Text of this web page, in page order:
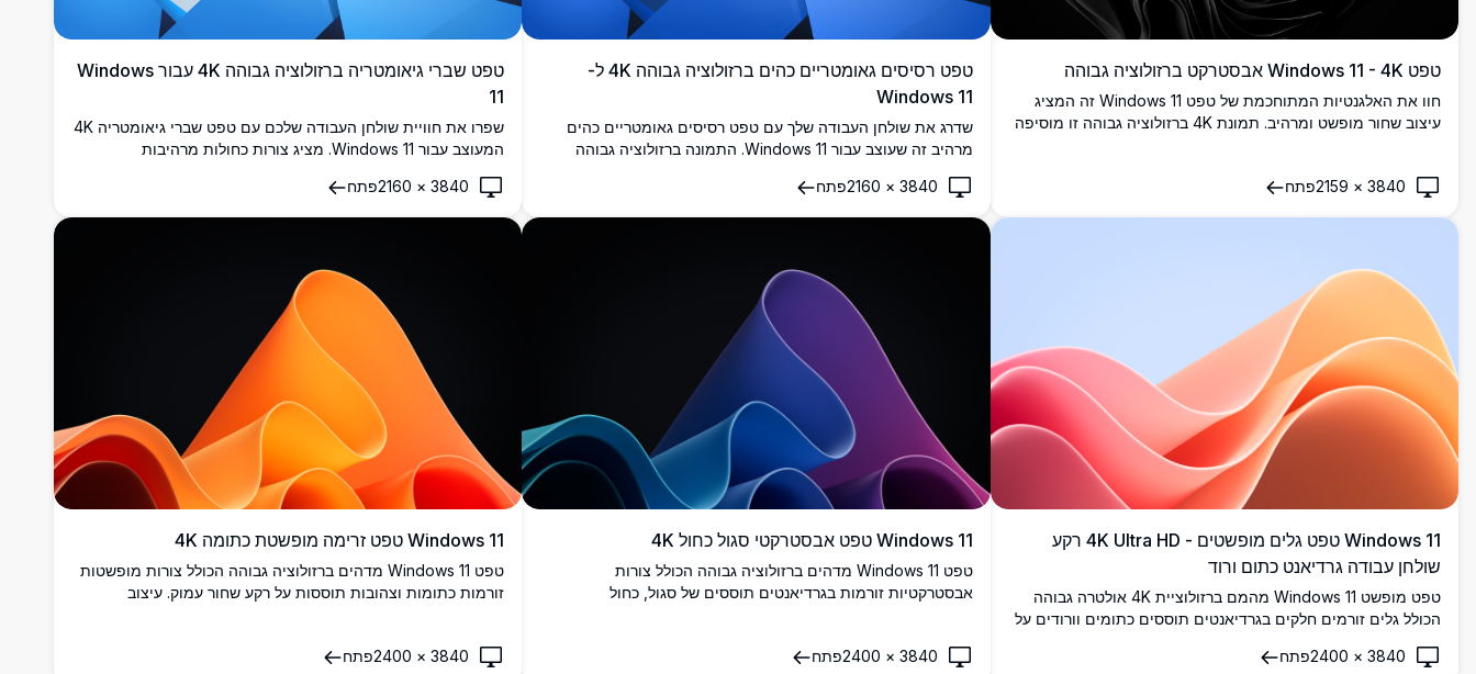
טפט Windows 11 - 4K אבסטרקט ברזולוציה גבוהה
חוו את האלגנטיות המתוחכמת של טפט Windows 11 זה המציג
עיצוב שחור מופשט ומרהיב. תמונת 4K ברזולוציה גבוהה זו מוסיפה
3840
×
2159פתח
טפט רסיסים גאומטריים כהים ברזולוציה גבוהה 4K ל-
Windows 11
שדרג את שולחן העבודה שלך עם טפט רסיסים גאומטריים כהים
מרהיב זה שעוצב עבור Windows 11. התמונה ברזולוציה גבוהה
טפט 4K זה מוסיף נגיעה אלגנטית ומודרנית למסך שלך, מושלם
לאנשי מקצוע וחובבי עיצוב שמעריכים אסתטיקה מינימליסטית
3840
×
2160פתח
טפט שברי גיאומטריה ברזולוציה גבוהה 4K עבור Windows
11
שפרו את חוויית שולחן העבודה שלכם עם טפט שברי גיאומטריה 4K
המעוצב עבור Windows 11. מציג צורות כחולות מרהיבות
תמונה ברזולוציה גבוהה זו מביאה תחושה עכשווית למסך שלכם.
אידיאלי עבור אנשי מקצוע וחובבי עיצוב, מוסיף נגיעה של אלגנטיות
3840
×
2160פתח
Windows 11 טפט גלים מופשטים - 4K Ultra HD רקע
שולחן עבודה גרדיאנט כתום ורוד
טפט מופשט Windows 11 מהמם ברזולוציית 4K אולטרה גבוהה
הכולל גלים זורמים חלקים בגרדיאנטים תוססים כתומים וורודים על
מסכים רחבים ותצוגות עכשוויות.
3840
×
2400פתח
Windows 11 טפט אבסטרקטי סגול כחול 4K
טפט Windows 11 מדהים ברזולוציה גבוהה הכולל צורות
אבסטרקטיות זורמות בגרדיאנטים תוססים של סגול, כחול
3840
×
2400פתח
Windows 11 טפט זרימה מופשטת כתומה 4K
טפט Windows 11 מדהים ברזולוציה גבוהה הכולל צורות מופשטות
זורמות כתומות וצהובות תוססות על רקע שחור עמוק. עיצוב
3840
×
2400פתח